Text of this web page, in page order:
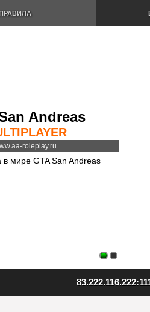
Andreas
в мире GTA San Andreas
roleplay.ru